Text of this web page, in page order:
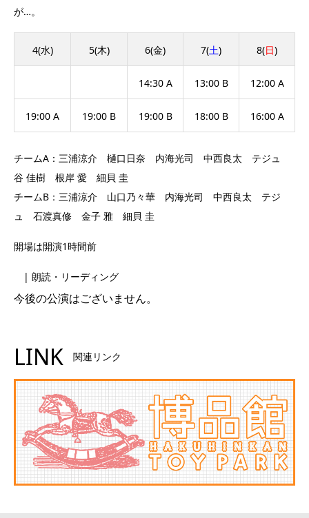
が…。
4(水) 5(木) 6(金) 7(土) 8(日)
14:30 A 13:00 B 12:00 A
19:00 A 19:00 B 19:00 B 18:00 B 16:00 A
チームA：三浦涼介 樋口日奈 内海光司 中西良太 テジュ
谷 佳樹 根岸 愛 細貝 圭
チームB：三浦涼介 山口乃々華 内海光司 中西良太 テジ
ュ
石渡真修 金子 雅 細貝 圭
開場は開演1時間前
| 朗読・リーディング
今後の公演はございません。
LINK 関連リンク